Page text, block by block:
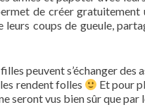
de créer gratuitement
coups de gueule,
peuvent s’échanger des
rendent folles
Et pour
seront vus bien sûr que par